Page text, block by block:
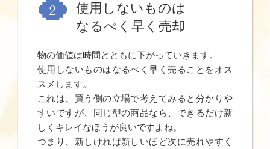
使用しないものは
なるべく早く売却
物の価値は時間とともに下がっていきます。
使用しないものはなるべく早く売ることをオス
スメします。
これは、買う側の立場で考えてみると分かりや
すいですが、同じ型の商品なら、できるだけ新
しくキレイなほうが良いですよね。
つまり、新しければ新しいほど次に売れやすく